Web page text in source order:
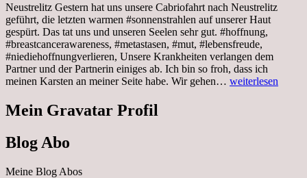
Neustrelitz Gestern hat uns unsere Cabriofahrt nach Neustrelitz
geführt, die letzten warmen #sonnenstrahlen auf unserer Haut
gespürt. Das tat uns und unseren Seelen sehr gut. #hoffnung,
#breastcancerawareness, #metastasen, #mut, #lebensfreude,
#niediehoffnungverlieren, Unsere Krankheiten verlangen dem
Partner und der Partnerin einiges ab. Ich bin so froh, dass ich
meinen Karsten an meiner Seite habe. Wir gehen… Sonnabend,
weiterlesen
Mein Gravatar Profil
Blog Abo
Meine Blog Abos